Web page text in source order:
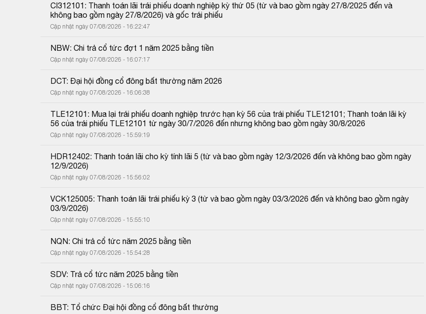
CI312101: Thanh toán lãi trái phiếu doanh nghiệp kỳ thứ 05 (từ và bao gồm ngày 27/8/2025 đến và
không bao gồm ngày 27/8/2026) và gốc trái phiếu
Cập nhật ngày 07/08/2026 - 16:22:47
NBW: Chi trả cổ tức đợt 1 năm 2025 bằng tiền
Cập nhật ngày 07/08/2026 - 16:07:17
DCT: Đại hội đồng cổ đông bất thường năm 2026
Cập nhật ngày 07/08/2026 - 16:06:38
TLE12101: Mua lại trái phiếu doanh nghiệp trước hạn kỳ 56 của trái phiếu TLE12101; Thanh toán lãi kỳ
56 của trái phiếu TLE12101 từ ngày 30/7/2026 đến nhưng không bao gồm ngày 30/8/2026
Cập nhật ngày 07/08/2026 - 15:59:19
HDR12402: Thanh toán lãi cho kỳ tính lãi 5 (từ và bao gồm ngày 12/3/2026 đến và không bao gồm ngày
12/9/2026)
Cập nhật ngày 07/08/2026 - 15:56:02
VCK125005: Thanh toán lãi trái phiếu kỳ 3 (từ và bao gồm ngày 03/3/2026 đến và không bao gồm ngày
03/9/2026)
Cập nhật ngày 07/08/2026 - 15:55:10
NQN: Chi trả cổ tức năm 2025 bằng tiền
Cập nhật ngày 07/08/2026 - 15:54:28
SDV: Trả cổ tức năm 2025 bằng tiền
Cập nhật ngày 07/08/2026 - 15:06:16
BBT: Tổ chức Đại hội đồng cổ đông bất thường